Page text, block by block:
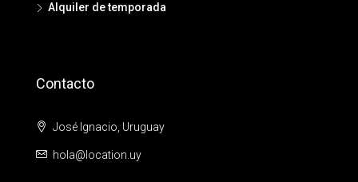
Alquiler de temporada
Contacto
José Ignacio, Uruguay
hola@location.uy